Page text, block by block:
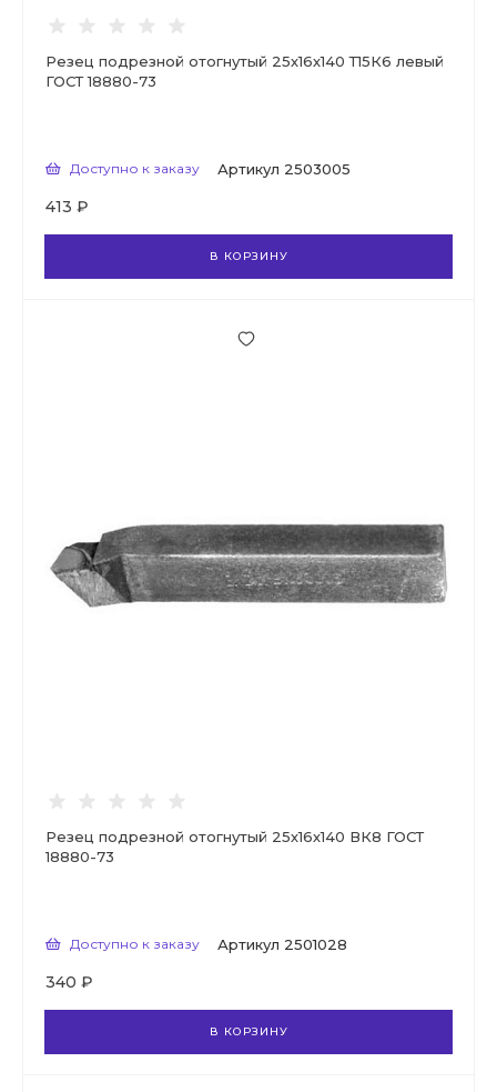
Резец подрезной отогнутый 25х16х140 Т15К6 левый
ГОСТ 18880-73
Доступно к заказу Артикул 2503005
413 ₽
В КОРЗИНУ
Резец подрезной отогнутый 25х16х140 ВК8 ГОСТ
18880-73
Доступно к заказу Артикул 2501028
340 ₽
В КОРЗИНУ